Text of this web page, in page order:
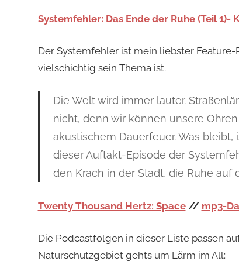
Systemfehler: Das Ende der Ruhe (Teil 1)-
Der Systemfehler ist mein liebster
vielschichtig sein Thema ist.
Die Welt wird immer lauter.
nicht, denn wir können unsere
akustischem Dauerfeuer. Was bleibt,
dieser Auftakt-Episode der
den Krach in der Stadt, die Ruhe
Twenty Thousand Hertz: Space// mp3-
Die Podcastfolgen in dieser Liste passen
Naturschutzgebiet gehts um Lärm im All: